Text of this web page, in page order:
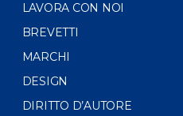
LAVORA CON NOI
BREVETTI
MARCHI
DESIGN
DIRITTO D’AUTORE